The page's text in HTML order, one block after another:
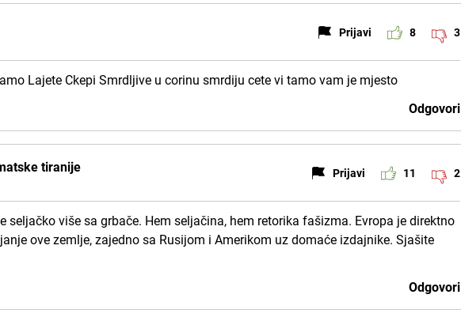
Prijavi 8 3
Lajete Ckepi Smrdljive u corinu smrdiju cete vi tamo vam je mjesto
Odgovori
tiranije Prijavi 11 2
seljačko više sa grbače. Hem seljačina, hem retorika fašizma. Evropa je direktno
ove zemlje, zajedno sa Rusijom i Amerikom uz domaće izdajnike. Sjašite
Odgovori